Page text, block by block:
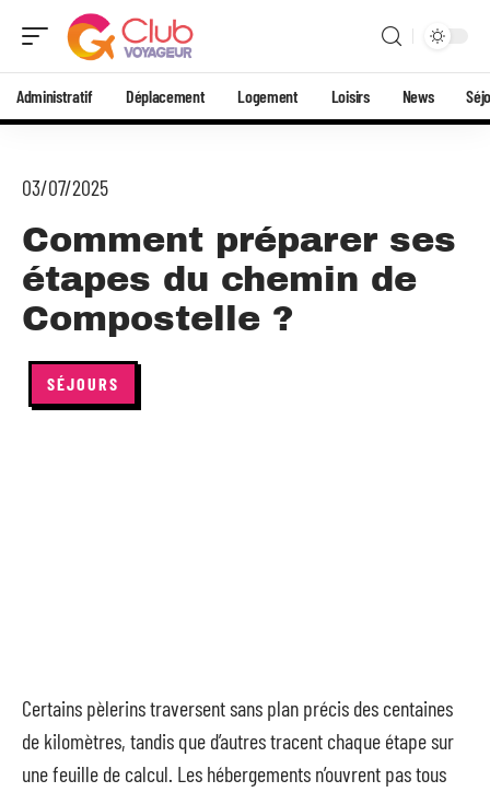
Administratif Déplacement Logement Loisirs News
03/07/2025
Comment préparer ses
étapes du chemin de
Compostelle ?
SÉJOURS
Certains pèlerins traversent sans plan précis des centaines
de kilomètres, tandis que d’autres tracent chaque étape sur
une feuille de calcul. Les hébergements n’ouvrent pas tous